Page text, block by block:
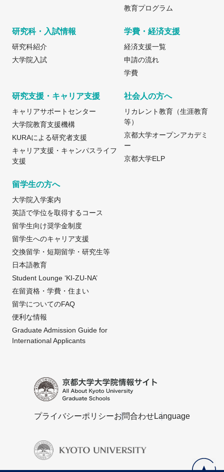
教育プログラム
研究科・入試情報
研究科紹介
大学院入試
学費・経済支援
経済支援一覧
申請の流れ
学費
研究支援・キャリア支援
キャリアサポートセンター
大学院教育支援機構
KURAによる研究者支援
キャリア支援・キャンパスライフ
支援
社会人の方へ
リカレント教育（生涯教育
等）
京都大学オープンアカデミ
ー
京都大学ELP
留学生の方へ
大学院入学案内
英語で学位を取得するコース
留学生向け奨学金制度
留学生へのキャリア支援
交換留学・短期留学・研究生等
日本語教育
Student Lounge ‘KI-ZU-NA’
在留資格・学費・住まい
留学についてのFAQ
便利な情報
Graduate Admission Guide for
International Applicants
プライバシーポリシーお問合わせLanguage